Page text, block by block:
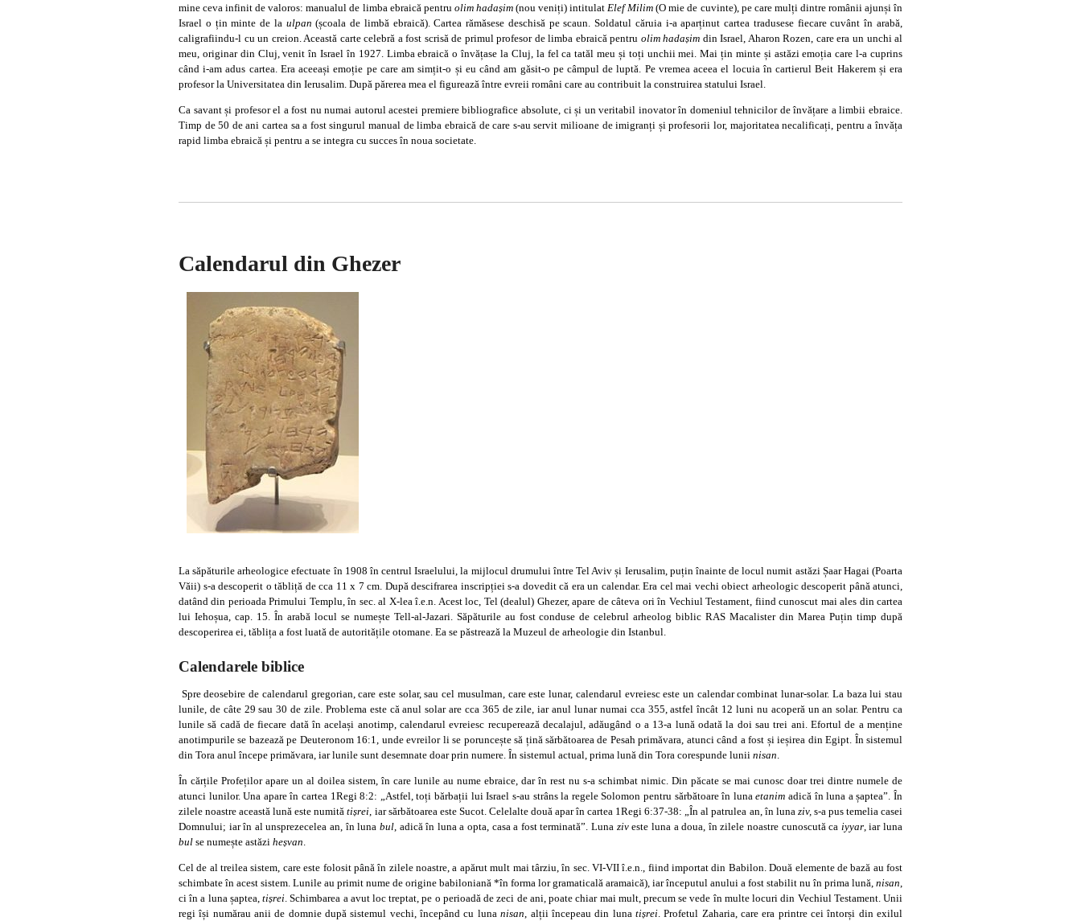
mine ceva infinit de valoros: manualul de limba ebraică pentru olim hadașim (nou veniți) intitulat Elef Milim(O mie de cuvinte), pe care mulți dintre românii ajunși în
Israel o țin minte de la ulpan(școala de limbă ebraică). Cartea rămăsese deschisă pe scaun. Soldatul căruia i-a aparținut cartea tradusese fiecare cuvânt în arabă,
caligrafiindu-l cu un creion. Această carte celebră a fost scrisă de primul profesor de limba ebraică pentru olim hadașim din Israel, Aharon Rozen, care era un unchi al
meu, originar din Cluj, venit în Israel în 1927. Limba ebraică o învățase la Cluj, la fel ca tatăl meu și toți unchii mei. Mai țin minte și astăzi emoția care l-a cuprins
când i-am adus cartea. Era aceeași emoție pe care am simțit-o și eu când am găsit-o pe câmpul de luptă. Pe vremea aceea el locuia în cartierul Beit Hakerem și era
profesor la Universitatea din Ierusalim. După părerea mea el figurează între evreii români care au contribuit la construirea statului Israel.
Ca savant și profesor el a fost nu numai autorul acestei premiere bibliografice absolute, ci și un veritabil inovator în domeniul tehnicilor de învățare a limbii ebraice.
Timp de 50 de ani cartea sa a fost singurul manual de limba ebraică de care s-au servit milioane de imigranți și profesorii lor, majoritatea necalificați, pentru a învăța
rapid limba ebraică și pentru a se integra cu succes în noua societate.
Calendarul din Ghezer
La săpăturile arheologice efectuate în 1908 în centrul Israelului, la mijlocul drumului între Tel Aviv și Ierusalim, puțin înainte de locul numit astăzi Șaar Hagai (Poarta
Văii) s-a descoperit o tăbliță de cca 11 x 7 cm. După descifrarea inscripției s-a dovedit că era un calendar. Era cel mai vechi obiect arheologic descoperit până atunci,
datând din perioada Primului Templu, în sec. al X-lea î.e.n. Acest loc, Tel (dealul) Ghezer, apare de câteva ori în Vechiul Testament, fiind cunoscut mai ales din cartea
lui Iehoșua, cap. 15. În arabă locul se numește Tell-al-Jazari. Săpăturile au fost conduse de celebrul arheolog biblic RAS Macalister din Marea Puțin timp după
descoperirea ei, tăblița a fost luată de autoritățile otomane. Ea se păstrează la Muzeul de arheologie din Istanbul.
Calendarele biblice
Spre deosebire de calendarul gregorian, care este solar, sau cel musulman, care este lunar, calendarul evreiesc este un calendar combinat lunar-solar. La baza lui stau
lunile, de câte 29 sau 30 de zile. Problema este că anul solar are cca 365 de zile, iar anul lunar numai cca 355, astfel încât 12 luni nu acoperă un an solar. Pentru ca
lunile să cadă de fiecare dată în același anotimp, calendarul evreiesc recuperează decalajul, adăugând o a 13-a lună odată la doi sau trei ani. Efortul de a menține
anotimpurile se bazează pe Deuteronom 16:1, unde evreilor li se poruncește să țină sărbătoarea de Pesah primăvara, atunci când a fost și ieșirea din Egipt. În sistemul
din Tora anul începe primăvara, iar lunile sunt desemnate doar prin numere. În sistemul actual, prima lună din Tora corespunde lunii nisan.
În cărțile Profeților apare un al doilea sistem, în care lunile au nume ebraice, dar în rest nu s-a schimbat nimic. Din păcate se mai cunosc doar trei dintre numele de
atunci lunilor. Una apare în cartea 1Regi 8:2: „Astfel, toți bărbații lui Israel s-au strâns la regele Solomon pentru sărbătoare în lunaetanim adică în luna a șaptea”. În
zilele noastre această lună este numitătișrei, iar sărbătoarea este Sucot. Celelalte două apar în cartea 1Regi 6:37-38: „În al patrulea an, în luna ziv, s-a pus temelia casei
Domnului; iar în al unsprezecelea an, în luna bul, adică în luna a opta, casa a fost terminată”. Luna ziveste luna a doua, în zilele noastre cunoscută ca iyyar, iar luna
bul se numește astăzi heșvan.
Cel de al treilea sistem, care este folosit până în zilele noastre, a apărut mult mai târziu, în sec. VI-VII î.e.n., fiind importat din Babilon. Două elemente de bază au fost
schimbate în acest sistem. Lunile au primit nume de origine babiloniană *în forma lor gramaticală aramaică), iar începutul anului a fost stabilit nu în prima lună, nisan,
ci în a luna șaptea,tișrei. Schimbarea a avut loc treptat, pe o perioadă de zeci de ani, poate chiar mai mult, precum se vede în multe locuri din Vechiul Testament. Unii
regi își numărau anii de domnie după sistemul vechi, începând cu lunanisan, alții începeau din luna tișrei. Profetul Zaharia, care era printre cei întorși din exilul